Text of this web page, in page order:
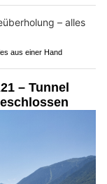
aus einer Hand
– Tunnel